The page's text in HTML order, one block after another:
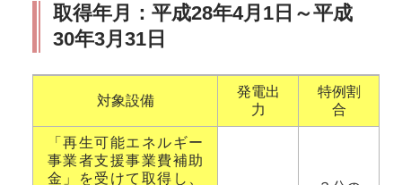
取得年月：平成28年4月1日～平成
30年3月31日
対象設備
発電出
力
特例割
合
「再生可能エネルギー
事業者支援事業費補助
金」を受けて取得し、